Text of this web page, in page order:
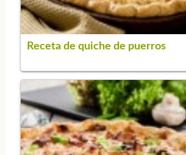
Receta de quiche de puerros